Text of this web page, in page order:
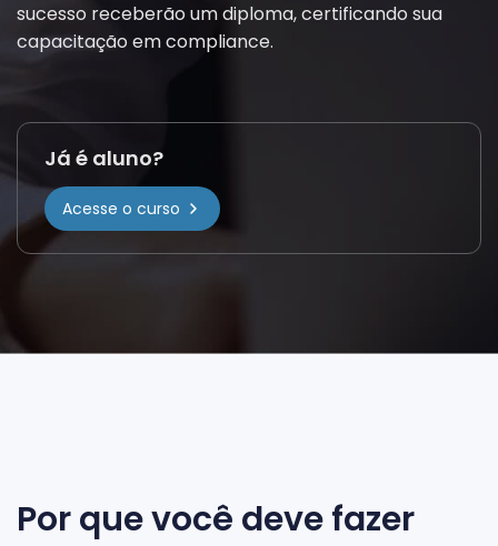
sucesso receberão um diploma, certificando sua
capacitação em compliance.
Já é aluno?
Acesse o curso
Por que você deve fazer